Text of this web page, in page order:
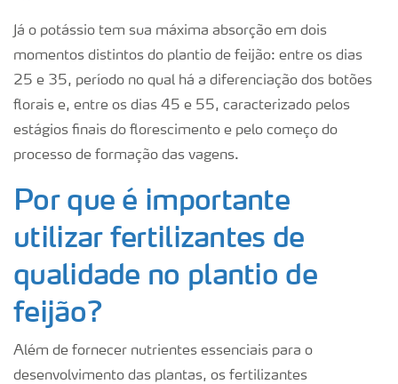
Já o potássio tem sua máxima absorção em dois
momentos distintos do plantio de feijão: entre os dias
25 e 35, período no qual há a diferenciação dos botões
florais e, entre os dias 45 e 55, caracterizado pelos
estágios finais do florescimento e pelo começo do
processo de formação das vagens.
Por que é importante
utilizar fertilizantes de
qualidade no plantio de
feijão?
Além de fornecer nutrientes essenciais para o
desenvolvimento das plantas, os fertilizantes